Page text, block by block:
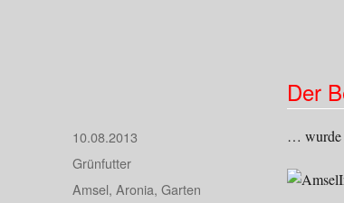
Der
… wurde
Veröffentlicht
am
10.08.2013
Kategorien
Grünfutter
Schlagwörter
Amsel,Aronia,Garten